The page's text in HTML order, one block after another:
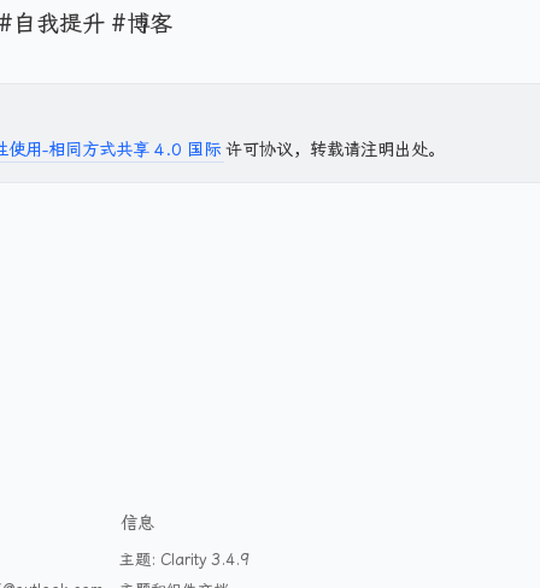
自我提升 #博客
使用-相同方式共享 4.0 国际 许可协议，转载请注明出处。
信息
主题: Clarity 3.4.9